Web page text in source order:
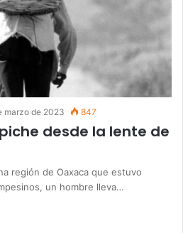
marzo de 2023 847
desde la lente de
región de Oaxaca que estuvo
un hombre lleva…